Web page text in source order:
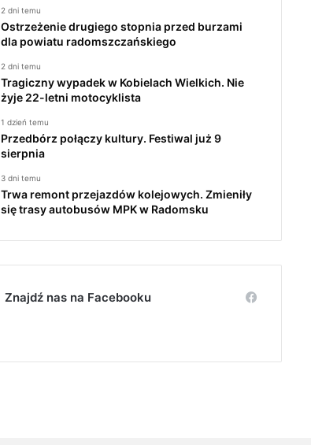
2 dni temu
Ostrzeżenie drugiego stopnia przed burzami
dla powiatu radomszczańskiego
2 dni temu
Tragiczny wypadek w Kobielach Wielkich. Nie
żyje 22-letni motocyklista
1 dzień temu
Przedbórz połączy kultury. Festiwal już 9
sierpnia
3 dni temu
Trwa remont przejazdów kolejowych. Zmieniły
się trasy autobusów MPK w Radomsku
Znajdź nas na Facebooku